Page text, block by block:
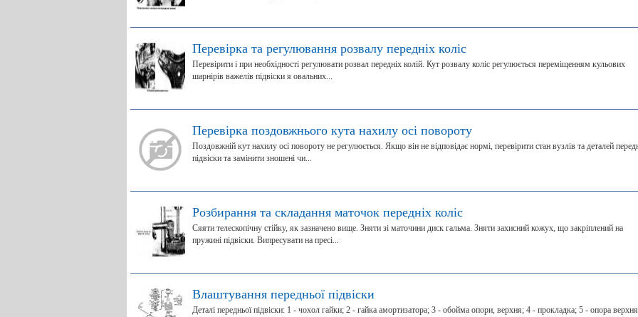
Перевірка та регулювання розвалу передніх коліс
Перевірити і при необхідності регулювати розвал передніх колій. Кут розвалу коліс регулюється переміщенням кульових
шарнірів важелів підвіски я овальних...
Перевірка поздовжнього кута нахилу осі повороту
Поздовжній кут нахилу осі повороту не регулюється. Якщо він не відповідає нормі, перевірити стан вузлів та деталей
підвіски та замінити зношені чи...
Розбирання та складання маточок передніх коліс
Сяяти телескопічну стійку, як зазначено вище. Зняти зі маточини диск гальма. Зняти захисний кожух, що закріплений на
пружині підвіски. Випресувати на пресі...
Влаштування передньої підвіски
Деталі передньої підвіски: 1 - чохол гайки; 2 - гайка амортизатора; 3 - обойма опори, верхня; 4 - прокладка; 5 - опора